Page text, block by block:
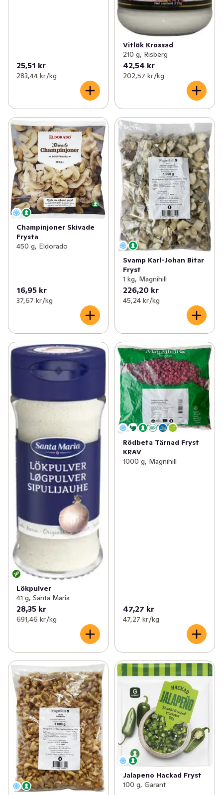
25,51 kr
283,44 kr /kg
Vitlök Krossad
210 g, Risberg
42,54 kr
202,57 kr /kg
Champinjoner Skivade
Frysta
450 g, Eldorado
16,95 kr
37,67 kr /kg
Svamp Karl-Johan Bitar
Fryst
1 kg, Magnihill
226,20 kr
45,24 kr /kg
Lökpulver
41 g, Santa Maria
28,35 kr
691,46 kr /kg
Rödbeta Tärnad Fryst
KRAV
1000 g, Magnihill
47,27 kr
47,27 kr /kg
Jalapeno Hackad Fryst
100 g, Garant